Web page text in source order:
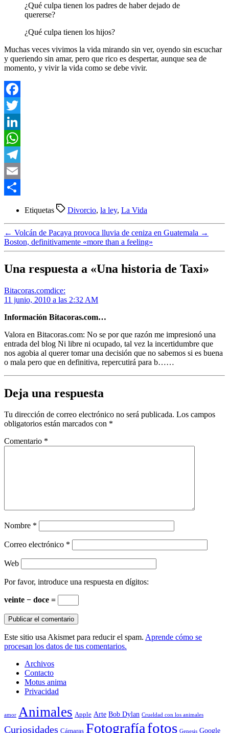
¿Qué culpa tienen los padres de haber dejado de
quererse?
¿Qué culpa tienen los hijos?
Muchas veces vivimos la vida mirando sin ver, oyendo sin escuchar
y queriendo sin amar, pero que rico es despertar, aunque sea de
momento, y vivir la vida como se debe vivir.
Facebook
Twitter
LinkedIn
WhatsApp
Telegram
Email
Etiquetas Divorcio, la ley, La Vida
← Volcán de Pacaya provoca lluvia de ceniza en Guatemala →
Boston, definitivamente «more than a feeling»
Una respuesta a «Una historia de Taxi»
Bitacoras.comdice:
11 junio, 2010 a las 2:32 AM
Información Bitacoras.com…
Valora en Bitacoras.com: No se por que razón me impresionó una
entrada del blog Ni libre ni ocupado, tal vez la incertidumbre que
nos agobia al querer tomar una decisión que no sabemos si es buena
o mala pero que en definitiva, repercutirá para b……
Deja una respuesta
Tu dirección de correo electrónico no será publicada. Los campos
obligatorios están marcados con *
Comentario *
Nombre *
Correo electrónico *
Web
Por favor, introduce una respuesta en dígitos:
veinte − doce =
Este sitio usa Akismet para reducir el spam. Aprende cómo se
procesan los datos de tus comentarios.
Archivos
Contacto
Motus anima
Privacidad
amor Animales Apple Arte Bob Dylan Crueldad con los animales
Curiosidades Cámaras Fotografíafotos Genesis Google